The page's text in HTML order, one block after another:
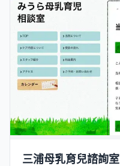
三浦母乳育兒諮詢室